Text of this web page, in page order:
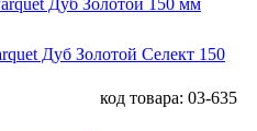
Дуб Золотой Селект 150
код товара: 03-635